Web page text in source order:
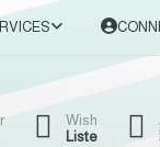
Wish
Liste